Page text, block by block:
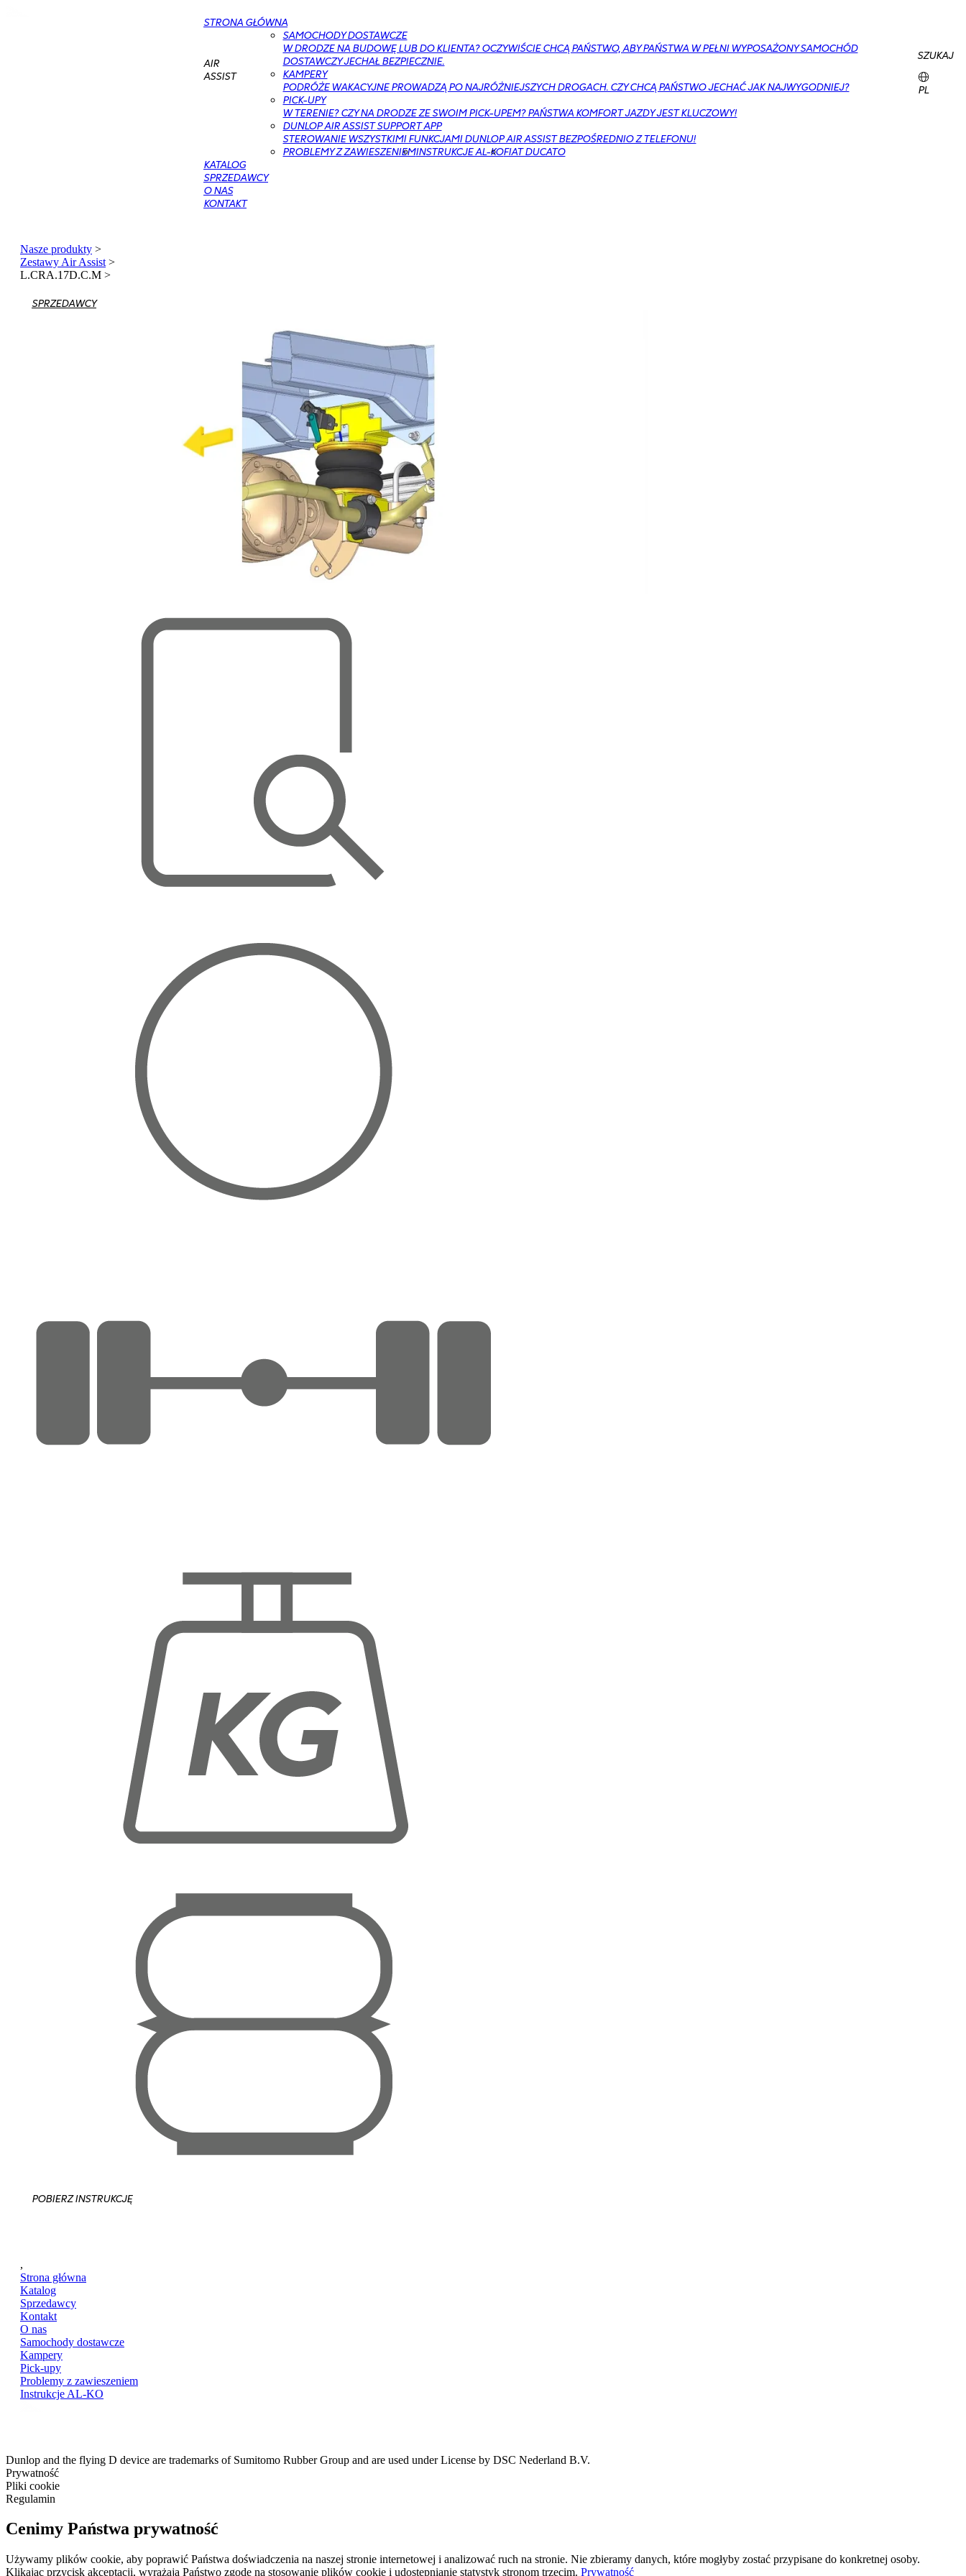
STRONA GŁÓWNA
AIR
ASSIST
SAMOCHODY DOSTAWCZE
W DRODZE NA BUDOWĘ LUB DO KLIENTA? OCZYWIŚCIE CHCĄ PAŃSTWO, ABY PAŃSTWA W PEŁNI WYPOSAŻONY SAMOCHÓD
DOSTAWCZY JECHAŁ BEZPIECZNIE.
KAMPERY
PODRÓŻE WAKACYJNE PROWADZĄ PO NAJRÓŻNIEJSZYCH DROGACH. CZY CHCĄ PAŃSTWO JECHAĆ JAK NAJWYGODNIEJ?
PICK-UPY
W TERENIE? CZY NA DRODZE ZE SWOIM PICK-UPEM? PAŃSTWA KOMFORT JAZDY JEST KLUCZOWY!
DUNLOP AIR ASSIST SUPPORT APP
STEROWANIE WSZYSTKIMI FUNKCJAMI DUNLOP AIR ASSIST BEZPOŚREDNIO Z TELEFONU!
PROBLEMY Z ZAWIESZENIEMINSTRUKCJE AL-KOFIAT DUCATO
KATALOG
SPRZEDAWCY
O NAS
KONTAKT
SZUKAJ
PL
Nasze produkty >
Zestawy Air Assist >
L.CRA.17D.C.M >
SPRZEDAWCY
POBIERZ INSTRUKCJĘ
,
Strona główna
Katalog
Sprzedawcy
Kontakt
O nas
Samochody dostawcze
Kampery
Pick-upy
Problemy z zawieszeniem
Instrukcje AL-KO
Dunlop and the flying D device are trademarks of Sumitomo Rubber Group and are used under License by DSC Nederland B.V.
Prywatność
Pliki cookie
Regulamin
Cenimy Państwa prywatność
Używamy plików cookie, aby poprawić Państwa doświadczenia na naszej stronie internetowej i analizować ruch na stronie. Nie zbieramy danych, które mogłyby zostać przypisane do konkretnej osoby.
Klikając przycisk akceptacji, wyrażają Państwo zgodę na stosowanie plików cookie i udostępnianie statystyk stronom trzecim. Prywatność